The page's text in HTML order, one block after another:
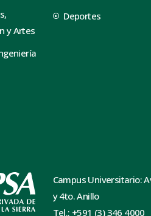
y Artes
Deportes
Campus Universitario:
y 4to. Anillo
Tel.: +591 (3) 346 4000